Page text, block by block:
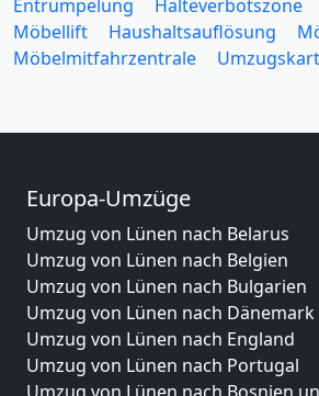
Entrümpelung
Halteverbotszone
Möbellift
Haushaltsauflösung
Möbelmitfahrzentrale
Europa-Umzüge
Umzug von Lünen nach Belarus
Umzug von Lünen nach Belgien
Umzug von Lünen nach Bulgarien
Umzug von Lünen nach Dänemark
Umzug von Lünen nach England
Umzug von Lünen nach Portugal
Umzug von Lünen nach Bosnien